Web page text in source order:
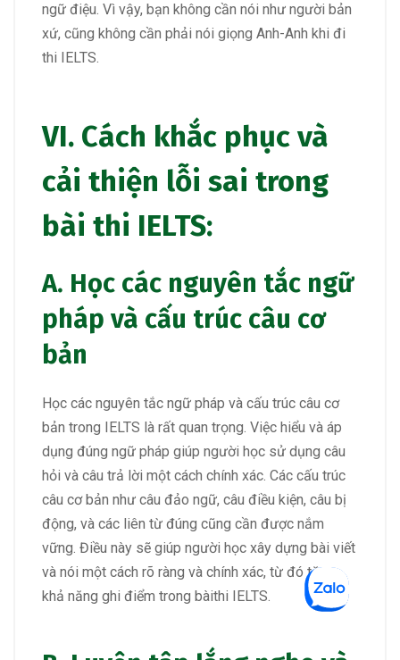
ngữ điệu. Vì vậy, bạn không cần nói như người bản
xứ, cũng không cần phải nói giọng Anh-Anh khi đi
thi IELTS.
VI. Cách khắc phục và
cải thiện lỗi sai trong
bài thi IELTS:
A. Học các nguyên tắc ngữ
pháp và cấu trúc câu cơ
bản
Học các nguyên tắc ngữ pháp và cấu trúc câu cơ
bản trong IELTS là rất quan trọng. Việc hiểu và áp
dụng đúng ngữ pháp giúp người học sử dụng câu
hỏi và câu trả lời một cách chính xác. Các cấu trúc
câu cơ bản như câu đảo ngữ, câu điều kiện, câu bị
động, và các liên từ đúng cũng cần được nắm
vững. Điều này sẽ giúp người học xây dựng bài viết
và nói một cách rõ ràng và chính xác, từ đó tăng
khả năng ghi điểm trong bàithi IELTS.